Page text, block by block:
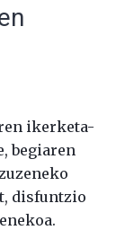
ikerketa-
begiaren
disfuntzio